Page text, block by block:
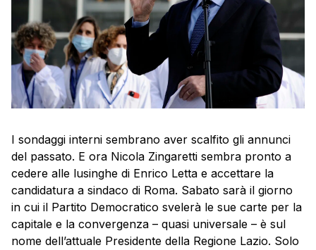
I sondaggi interni sembrano aver scalfito gli annunci
del passato. E ora Nicola Zingaretti sembra pronto a
cedere alle lusinghe di Enrico Letta e accettare la
candidatura a sindaco di Roma. Sabato sarà il giorno
in cui il Partito Democratico svelerà le sue carte per la
capitale e la convergenza – quasi universale – è sul
nome dell’attuale Presidente della Regione Lazio. Solo